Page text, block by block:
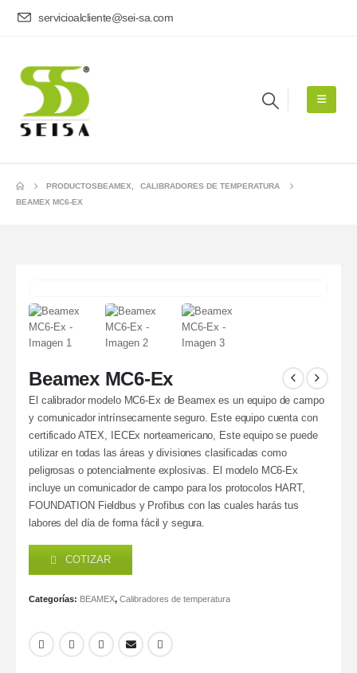
servicioalcliente@sei-sa.com
PRODUCTOSBEAMEX
CALIBRADORES DE TEMPERATURA
BEAMEX MC6-EX
Beamex MC6-Ex
El calibrador modelo MC6-Ex de Beamex es un equipo de campo
y comunicador intrínsecamente seguro. Este equipo cuenta con
certificado ATEX, IECEx norteamericano, Este equipo se puede
utilizar en todas las áreas y divisiones clasificadas como
peligrosas o potencialmente explosivas. El modelo MC6-Ex
incluye un comunicador de campo para los protocolos HART,
FOUNDATION Fieldbus y Profibus con las cuales harás tus
labores del día de forma fácil y segura.
COTIZAR
Categorías: BEAMEX,Calibradores de temperatura